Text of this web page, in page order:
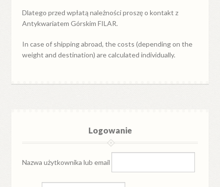
Dlatego przed wpłatą należności proszę o kontakt z
Antykwariatem Górskim FILAR.
In case of shipping abroad, the costs (depending on the
weight and destination) are calculated individually.
Logowanie
Nazwa użytkownika lub email